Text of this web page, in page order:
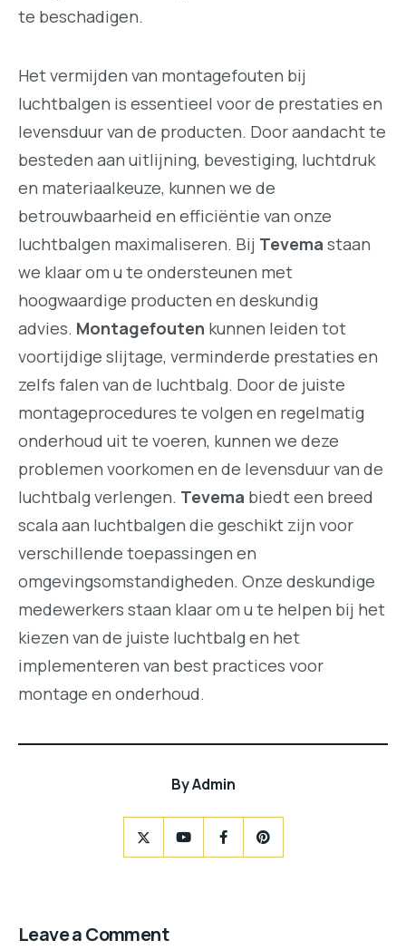
te beschadigen.
Het vermijden van montagefouten bij
luchtbalgen is essentieel voor de prestaties en
levensduur van de producten. Door aandacht te
besteden aan uitlijning, bevestiging, luchtdruk
en materiaalkeuze, kunnen we de
betrouwbaarheid en efficiëntie van onze
luchtbalgen maximaliseren. Bij Tevema staan
we klaar om u te ondersteunen met
hoogwaardige producten en deskundig
advies. Montagefouten kunnen leiden tot
voortijdige slijtage, verminderde prestaties en
zelfs falen van de luchtbalg. Door de juiste
montageprocedures te volgen en regelmatig
onderhoud uit te voeren, kunnen we deze
problemen voorkomen en de levensduur van de
luchtbalg verlengen. Tevema biedt een breed
scala aan luchtbalgen die geschikt zijn voor
verschillende toepassingen en
omgevingsomstandigheden. Onze deskundige
medewerkers staan klaar om u te helpen bij het
kiezen van de juiste luchtbalg en het
implementeren van best practices voor
montage en onderhoud.
ByAdmin
Leave a Comment